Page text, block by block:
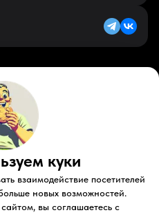
(RU)
TiktokКонтакты
использования
соглашение
куки
взаимодействие посетителей
новых возможностей.
вы соглашаетесь с